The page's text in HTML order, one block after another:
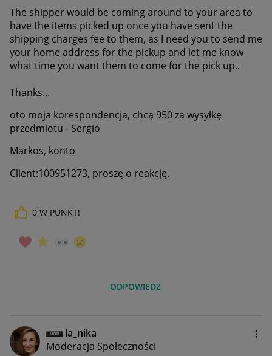
The shipper would be coming around to your area to
have the items picked up once you have sent the
shipping charges fee to them, as I need you to send me
your home address for the pickup and let me know
what time you want them to come for the pick up..
Thanks...
oto moja korespondencja, chcą 950 za wysyłkę
przedmiotu - Sergio
Markos, konto
Client:100951273, proszę o reakcję.
0 W PUNKT!
ODPOWIEDZ
la_nika
Moderacja Społeczności